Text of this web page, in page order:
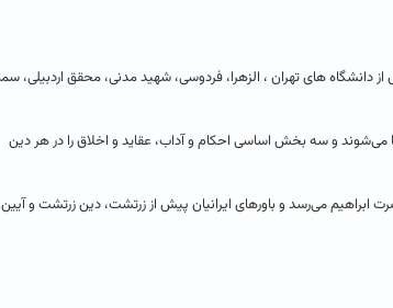
های تهران ، الزهرا، فردوسی، شهید مدنی، محقق اردبیلی،
می‌شوند و سه‌ بخش‌ اساسی‌ احكام‌ و آداب‌، عقاید و اخلاق‌ را در هر دین
ابراهیم‌ می‌رسد و باورهای ایرانیان پیش از زرتشت، دین‌ زرتشت‌ و آیین